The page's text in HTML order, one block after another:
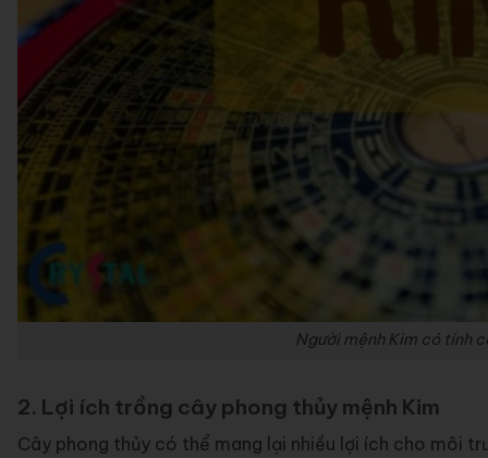
Người mệnh Kim có tính
2. Lợi ích trồng cây phong thủy mệnh Kim
Cây phong thủy có thể mang lại nhiều lợi ích cho môi